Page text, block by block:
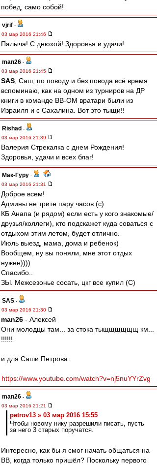
побед, само собой!
vjrif -
03 мар 2016 21:46
Палыча! С днюхой! Здоровья и удачи!
man26 -
03 мар 2016 21:45
SAS , Саш, по поводу и без повода всё время
вспоминаю, как на одном из турниров на ДР
книги в команде ВВ-ОМ вратари были из
Израиля и с Сахалина. Вот это тыщи!!
Rishad -
03 мар 2016 21:39
Валерия Стрекалка с днем Рождения!
Здоровья, удачи и всех благ!
Мак-Гуру -
03 мар 2016 21:31
Доброе всем!
Админы не трите пару часов (с)
КБ Анапа (и рядом) если есть у кого знакомые/
друзья/коллеги), кто подскажет куда соваться с
отдыхом этим летом, будет отлично.
Июль выезд, мама, дома и ребенок)
Вообщем, ну вы поняли, мне этот отдых
нужен))))
Спасибо..
ЗЫ. Межсезонье сосать, цкг все купил (С)
SAS -
03 мар 2016 21:30
man26 - Алексей
Они молодцы там... за стока тыщщщщщщ км...
!!!!!!
и для Саши Петрова
https://www.youtube.com/watch?v=nj5nuYYrZvg
man26 -
03 мар 2016 21:21
petrov13 » 03 мар 2016 15:55
Чтобы новому нику разрешили писать, пусть
за него 3 старых поручатся.
Интересно, как бы я смог начать общаться на
ВВ, когда только пришёл? Поскольку первого